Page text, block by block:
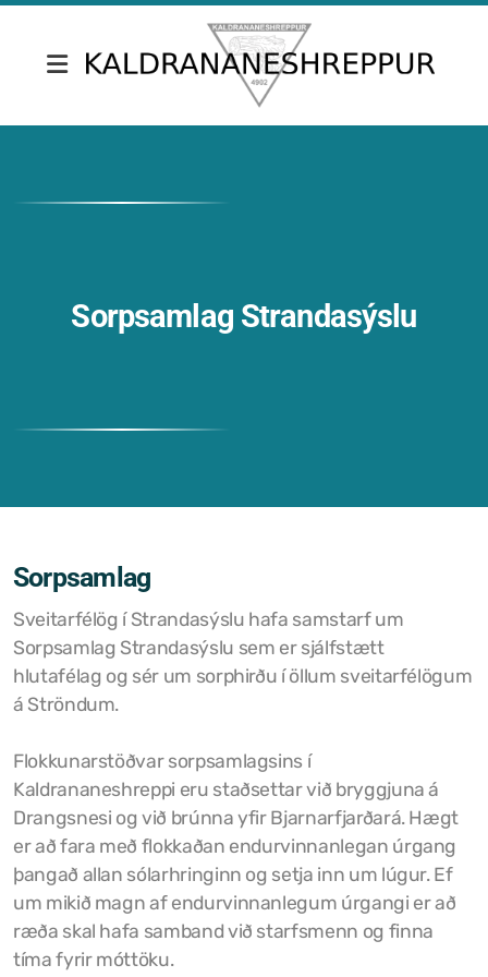
Sorpsamlag Strandasýslu
Sorpsamlag
Sveitarfélög í Strandasýslu hafa samstarf um
Sorpsamlag Strandasýslu sem er sjálfstætt
hlutafélag og sér um sorphirðu í öllum sveitarfélögum
á Ströndum.
Flokkunarstöðvar sorpsamlagsins í
Kaldrananeshreppi eru staðsettar við bryggjuna á
Drangsnesi og við brúnna yfir Bjarnarfjarðará. Hægt
er að fara með flokkaðan endurvinnanlegan úrgang
þangað allan sólarhringinn og setja inn um lúgur. Ef
um mikið magn af endurvinnanlegum úrgangi er að
ræða skal hafa samband við starfsmenn og finna
tíma fyrir móttöku.
Nefndir
Fundargerðir nefnda
Stefnur og áætlanir
Ársreikningar
Aðalskipulag Kaldrananeshrepps
Skipulag og framkvæmdir
Hitaveita Drangsness
Félagsþjónusta Stranda og Reykhólahrepps
Slökkvilið Drangsness
Sorpsamlag Strandasýslu